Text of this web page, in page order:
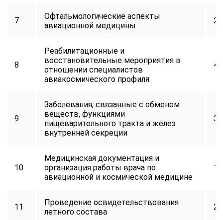
7
Офтальмологические аспекты
авиационной медицины
24
8
Реабилитационные и
восстановительные мероприятия в
отношении специалистов
авиакосмического профиля
40
9
Заболевания, связанные с обменом
веществ, функциями
пищеварительного тракта и желез
внутренней секреции
32
10
Медицинская документация и
организация работы врача по
авиационной и космической медицине
16
11
Проведение освидетельствования
летного состава
24
ChatApp
online
Мессенджеры